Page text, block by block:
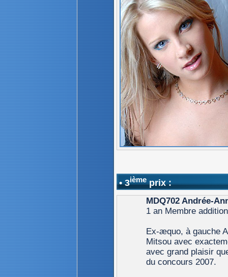
• 3ièmeprix :
MDQ702 Andrée-
1 an Membre
Ex-æquo, à gauche
Mitsou avec
avec grand plaisir
du concours 2007.